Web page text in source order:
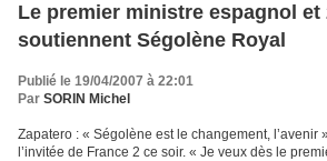
Le premier ministre espagnol
soutiennent Ségolène Royal
Publié le 19/04/2007 à 22:01
Par SORIN Michel
Zapatero : « Ségolène est le changement, l’avenir
l’invitée de France 2 ce soir. « Je veux dès le